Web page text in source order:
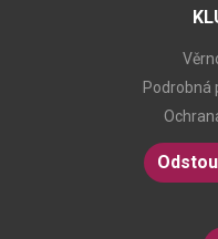
Podrobná